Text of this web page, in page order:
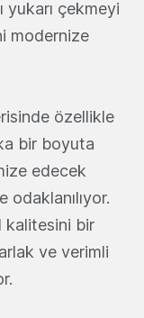
yukarı çekmeyi
modernize
özellikle
bir boyuta
edecek
kalitesini bir
ve verimli